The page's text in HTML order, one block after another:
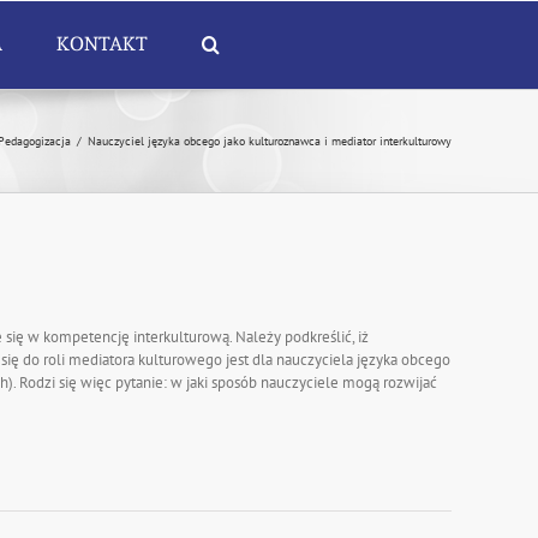
KONTAKT
/ Nauczyciel języka obcego jako kulturoznawca i mediator interkulturowy
w kompetencję interkulturową. Należy podkreślić, iż
do roli mediatora kulturowego jest dla nauczyciela języka obcego
Rodzi się więc pytanie: w jaki sposób nauczyciele mogą rozwijać